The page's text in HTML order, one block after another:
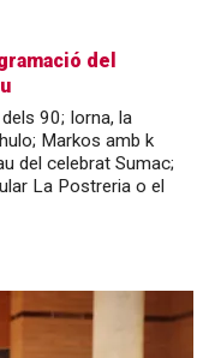
del
90; Iorna, la
Markos amb k
del celebrat Sumac;
La Postreria o el